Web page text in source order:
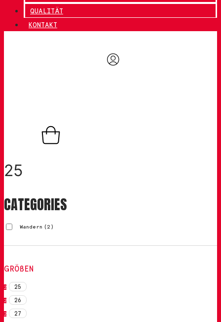
QUALITÄT
KONTAKT
25
CATEGORIES
Wandern (2)
GRÖßEN
2 25
2 26
2 27